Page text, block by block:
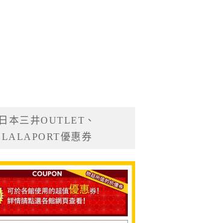
日本三井OUTLET、
LALAPORT優惠券